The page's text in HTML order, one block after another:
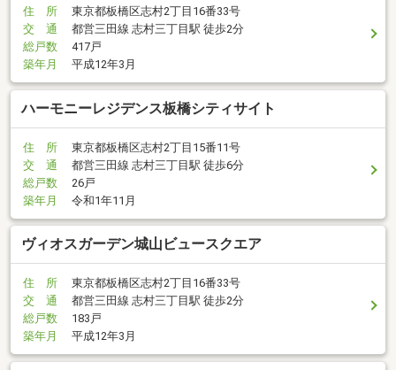
住 所
東京都板橋区志村2丁目16番33号
交 通
都営三田線 志村三丁目駅 徒歩2分
総戸数
417戸
築年月
平成12年3月
ハーモニーレジデンス板橋シティサイト
住 所
東京都板橋区志村2丁目15番11号
交 通
都営三田線 志村三丁目駅 徒歩6分
総戸数
26戸
築年月
令和1年11月
ヴィオスガーデン城山ビュースクエア
住 所
東京都板橋区志村2丁目16番33号
交 通
都営三田線 志村三丁目駅 徒歩2分
総戸数
183戸
築年月
平成12年3月